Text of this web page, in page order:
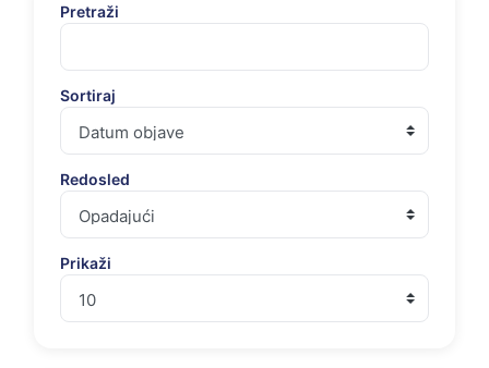
Pretraži
Sortiraj
Redosled
Prikaži